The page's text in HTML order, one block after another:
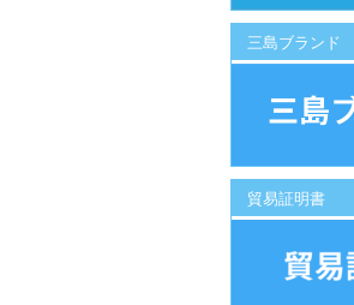
三島ブランド
貿易証明書